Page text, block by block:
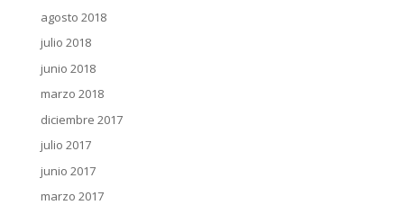
agosto 2018
julio 2018
junio 2018
marzo 2018
diciembre 2017
julio 2017
junio 2017
marzo 2017